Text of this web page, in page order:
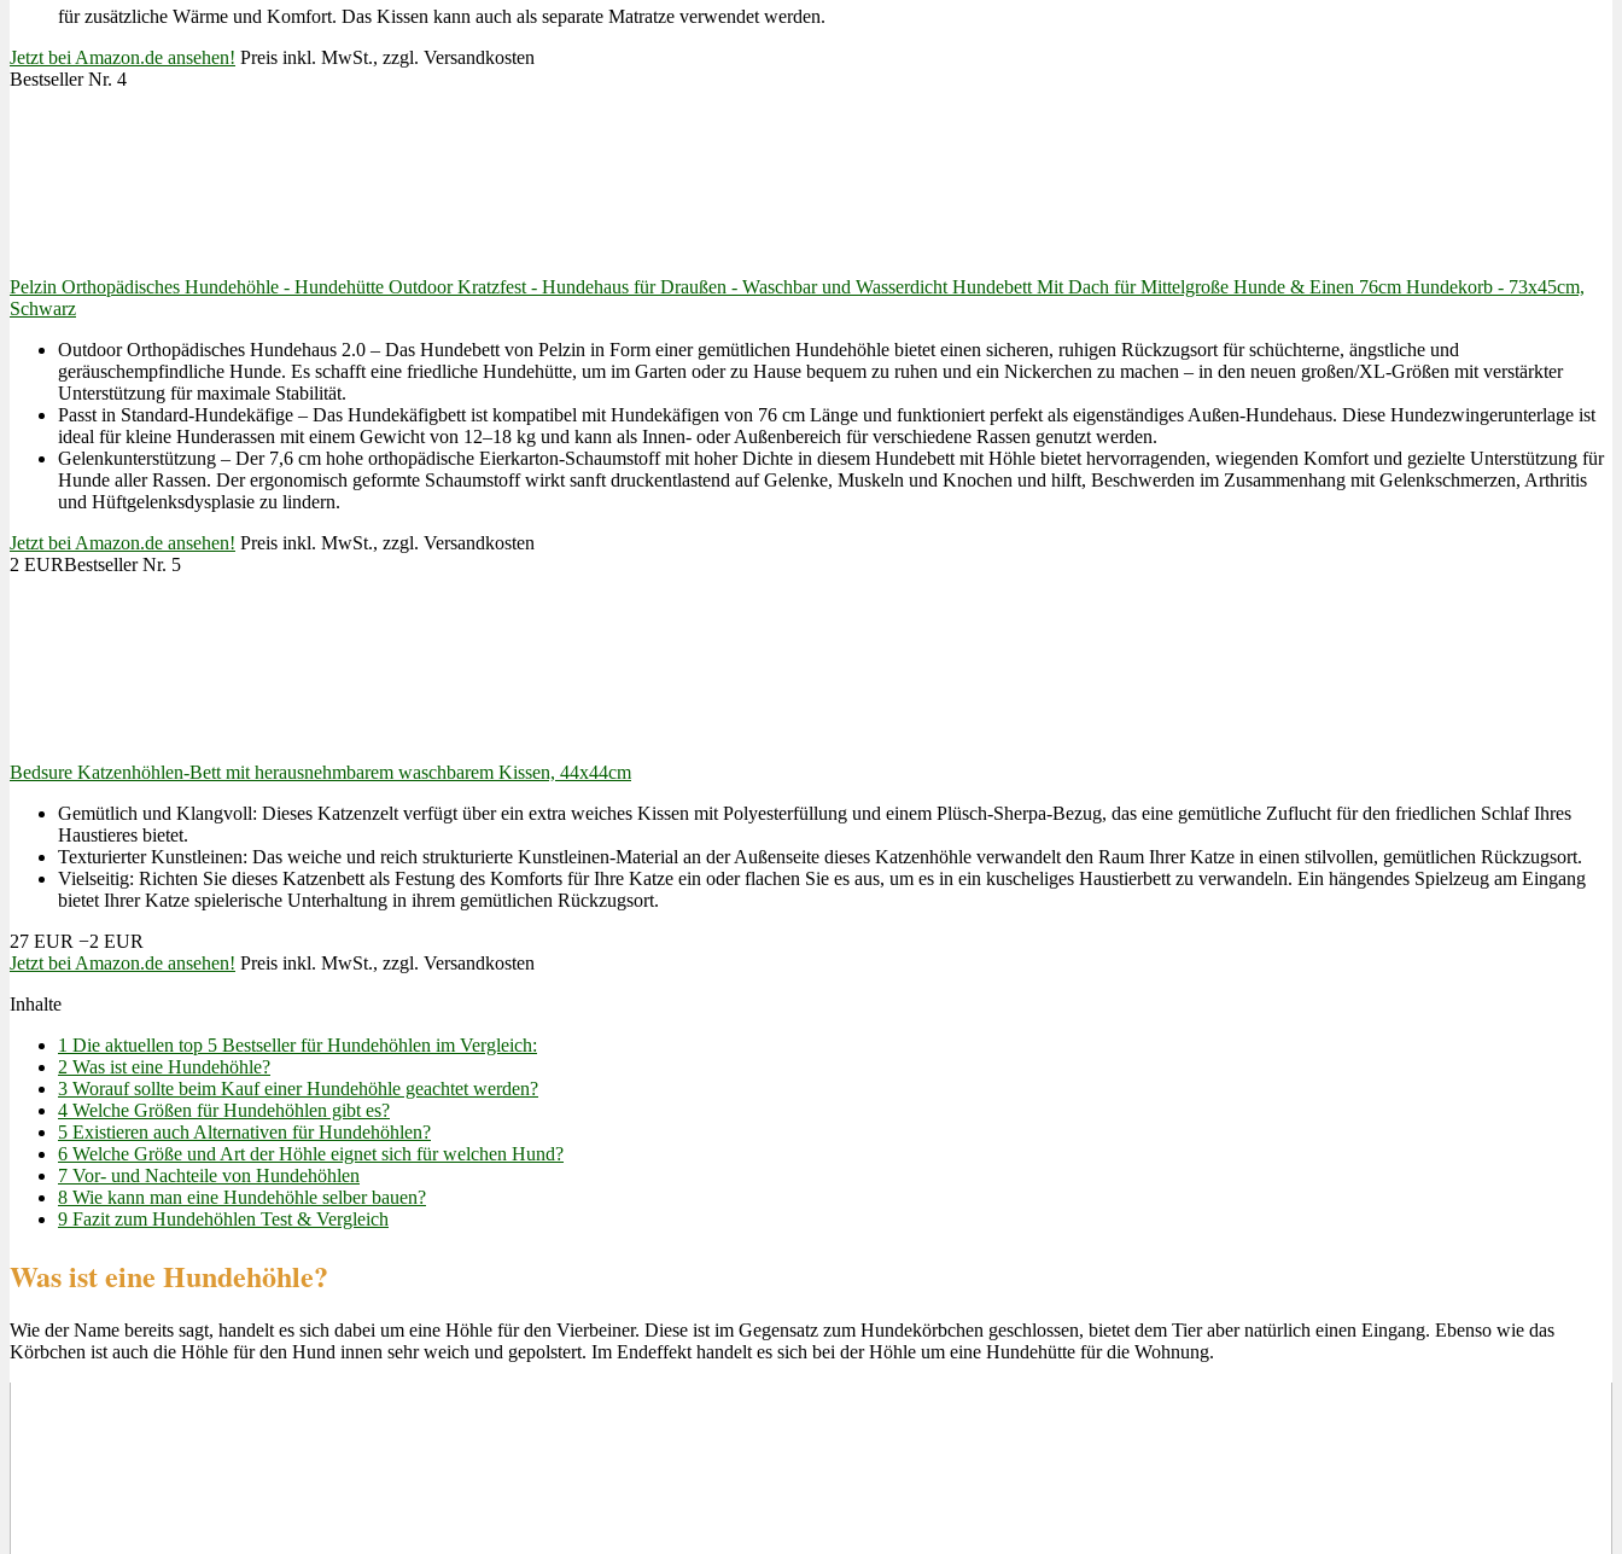
für zusätzliche Wärme und Komfort. Das Kissen kann auch als separate Matratze verwendet werden.
Jetzt bei Amazon.de ansehen! Preis inkl. MwSt., zzgl. Versandkosten
Bestseller Nr. 4
Pelzin Orthopädisches Hundehöhle - Hundehütte Outdoor Kratzfest - Hundehaus für Draußen - Waschbar und Wasserdicht Hundebett Mit Dach für Mittelgroße Hunde & Einen 76cm Hundekorb - 73x45cm,
Schwarz
Outdoor Orthopädisches Hundehaus 2.0 – Das Hundebett von Pelzin in Form einer gemütlichen Hundehöhle bietet einen sicheren, ruhigen Rückzugsort für schüchterne, ängstliche und
geräuschempfindliche Hunde. Es schafft eine friedliche Hundehütte, um im Garten oder zu Hause bequem zu ruhen und ein Nickerchen zu machen – in den neuen großen/XL-Größen mit verstärkter
Unterstützung für maximale Stabilität.
Passt in Standard-Hundekäfige – Das Hundekäfigbett ist kompatibel mit Hundekäfigen von 76 cm Länge und funktioniert perfekt als eigenständiges Außen-Hundehaus. Diese Hundezwingerunterlage ist
ideal für kleine Hunderassen mit einem Gewicht von 12–18 kg und kann als Innen- oder Außenbereich für verschiedene Rassen genutzt werden.
Gelenkunterstützung – Der 7,6 cm hohe orthopädische Eierkarton-Schaumstoff mit hoher Dichte in diesem Hundebett mit Höhle bietet hervorragenden, wiegenden Komfort und gezielte Unterstützung für
Hunde aller Rassen. Der ergonomisch geformte Schaumstoff wirkt sanft druckentlastend auf Gelenke, Muskeln und Knochen und hilft, Beschwerden im Zusammenhang mit Gelenkschmerzen, Arthritis
und Hüftgelenksdysplasie zu lindern.
Jetzt bei Amazon.de ansehen! Preis inkl. MwSt., zzgl. Versandkosten
2 EURBestseller Nr. 5
Bedsure Katzenhöhlen-Bett mit herausnehmbarem waschbarem Kissen, 44x44cm
Gemütlich und Klangvoll: Dieses Katzenzelt verfügt über ein extra weiches Kissen mit Polyesterfüllung und einem Plüsch-Sherpa-Bezug, das eine gemütliche Zuflucht für den friedlichen Schlaf Ihres
Haustieres bietet.
Texturierter Kunstleinen: Das weiche und reich strukturierte Kunstleinen-Material an der Außenseite dieses Katzenhöhle verwandelt den Raum Ihrer Katze in einen stilvollen, gemütlichen Rückzugsort.
Vielseitig: Richten Sie dieses Katzenbett als Festung des Komforts für Ihre Katze ein oder flachen Sie es aus, um es in ein kuscheliges Haustierbett zu verwandeln. Ein hängendes Spielzeug am Eingang
bietet Ihrer Katze spielerische Unterhaltung in ihrem gemütlichen Rückzugsort.
27 EUR −2 EUR
Jetzt bei Amazon.de ansehen! Preis inkl. MwSt., zzgl. Versandkosten
Inhalte
1 Die aktuellen top 5 Bestseller für Hundehöhlen im Vergleich:
2 Was ist eine Hundehöhle?
3 Worauf sollte beim Kauf einer Hundehöhle geachtet werden?
4 Welche Größen für Hundehöhlen gibt es?
5 Existieren auch Alternativen für Hundehöhlen?
6 Welche Größe und Art der Höhle eignet sich für welchen Hund?
7 Vor- und Nachteile von Hundehöhlen
8 Wie kann man eine Hundehöhle selber bauen?
9 Fazit zum Hundehöhlen Test & Vergleich
Was ist eine Hundehöhle?
Wie der Name bereits sagt, handelt es sich dabei um eine Höhle für den Vierbeiner. Diese ist im Gegensatz zum Hundekörbchen geschlossen, bietet dem Tier aber natürlich einen Eingang. Ebenso wie das
Körbchen ist auch die Höhle für den Hund innen sehr weich und gepolstert. Im Endeffekt handelt es sich bei der Höhle um eine Hundehütte für die Wohnung.